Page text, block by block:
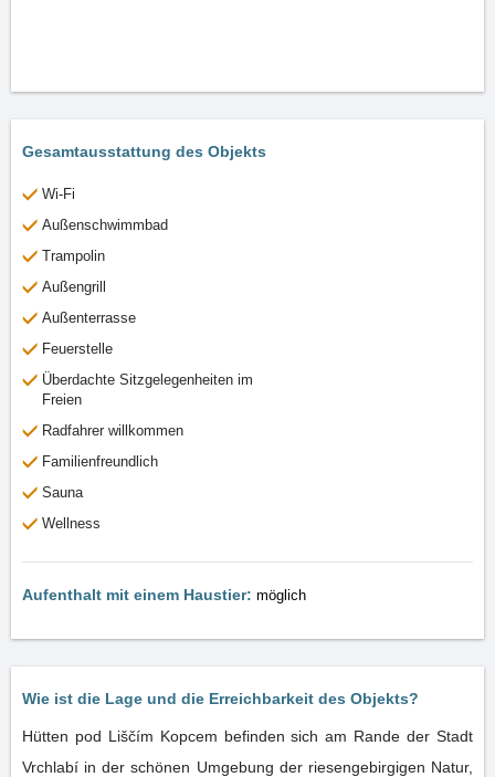
Gesamtausstattung des Objekts
Wi-Fi
Außenschwimmbad
Trampolin
Außengrill
Außenterrasse
Feuerstelle
Überdachte Sitzgelegenheiten im
Freien
Radfahrer willkommen
Familienfreundlich
Sauna
Wellness
Aufenthalt mit einem Haustier: möglich
Wie ist die Lage und die Erreichbarkeit des Objekts?
Hütten pod Liščím Kopcem befinden sich am Rande der Stadt
Vrchlabí in der schönen Umgebung der riesengebirgigen Natur,